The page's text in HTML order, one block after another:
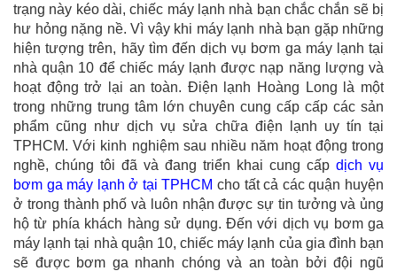
trạng này kéo dài, chiếc máy lạnh nhà bạn chắc chắn sẽ bị
hư hỏng nặng nề. Vì vậy khi máy lạnh nhà bạn gặp những
hiện tượng trên, hãy tìm đến dịch vụ bơm ga máy lạnh tại
nhà quận 10 để chiếc máy lạnh được nạp năng lượng và
hoạt động trở lại an toàn. Điện lạnh Hoàng Long là một
trong những trung tâm lớn chuyên cung cấp cấp các sản
phẩm cũng như dịch vụ sửa chữa điện lạnh uy tín tại
TPHCM. Với kinh nghiệm sau nhiều năm hoạt động trong
nghề, chúng tôi đã và đang triển khai cung cấp dịch vụ
bơm ga máy lạnh ở tại TPHCM cho tất cả các quận huyện
ở trong thành phố và luôn nhận được sự tin tưởng và ủng
hộ từ phía khách hàng sử dụng. Đến với dịch vụ bơm ga
máy lạnh tại nhà quận 10, chiếc máy lạnh của gia đình bạn
sẽ được bơm ga nhanh chóng và an toàn bởi đội ngũ